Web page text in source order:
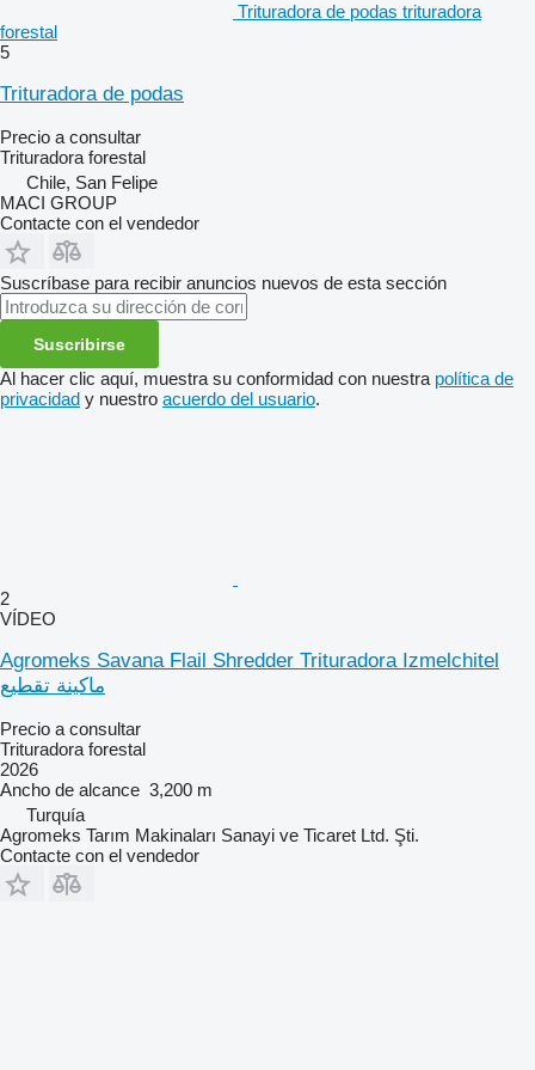
Trituradora de podas trituradora
forestal
5
Trituradora de podas
Precio a consultar
Trituradora forestal
Chile, San Felipe
MACI GROUP
Contacte con el vendedor
Suscríbase para recibir anuncios nuevos de esta sección
Suscribirse
Al hacer clic aquí, muestra su conformidad con nuestra política de
privacidad y nuestro acuerdo del usuario.
2
VÍDEO
Agromeks Savana Flail Shredder Trituradora Izmelchitel
ماكينة تقطيع
Precio a consultar
Trituradora forestal
2026
Ancho de alcance 3,200 m
Turquía
Agromeks Tarım Makinaları Sanayi ve Ticaret Ltd. Şti.
Contacte con el vendedor